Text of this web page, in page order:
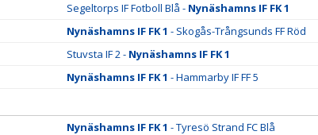
Segeltorps IF Fotboll Blå - Nynäshamns IF FK 1
Nynäshamns IF FK 1 - Skogås-Trångsunds FF Röd
Stuvsta IF 2 - Nynäshamns IF FK 1
Nynäshamns IF FK 1 - Hammarby IF FF 5
Nynäshamns IF FK 1 - Tyresö Strand FC Blå